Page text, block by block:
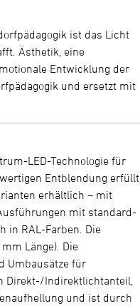
ist das Licht
Ästhetik, eine
Entwicklung der
und ersetzt mit
LED-Technologie für
Entblendung erfüllt
erhältlich – mit
mit standard-
in RAL-Farben. Die
Länge). Die
Umbausätze für
Direkt-/Indirektlichtanteil,
und ist durch